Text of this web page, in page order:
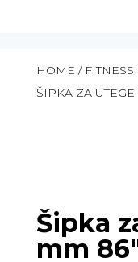
HOME /
ŠIPKA ZA
Šipka
mm